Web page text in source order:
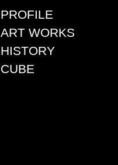
PROFILE
ART WORKS
HISTORY
CUBE